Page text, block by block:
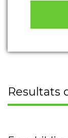
Resultats